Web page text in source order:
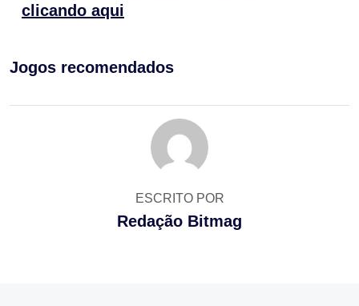
clicando aqui
Jogos recomendados
ESCRITO POR
Redação Bitmag